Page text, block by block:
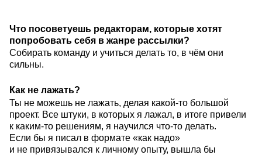
Что посоветуешь редакторам, которые хотят
попробовать себя в жанре рассылки?
Собирать команду и учиться делать то, в чём они
сильны.
Как не лажать?
Ты не можешь не лажать, делая какой-то большой
проект. Все штуки, в которых я лажал, в итоге привели
к каким-то решениям, я научился что-то делать.
Если бы я писал в формате «как надо»
и не привязывался к личному опыту, вышла бы